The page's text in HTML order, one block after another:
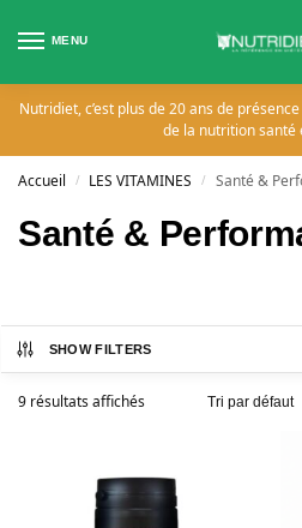
MENU
Nutridiet, c’est plus de 20 ans de
de la nutrition santé
Accueil / LES VITAMINES / Santé &
Santé &
SHOW FILTERS
9 résultats affichés